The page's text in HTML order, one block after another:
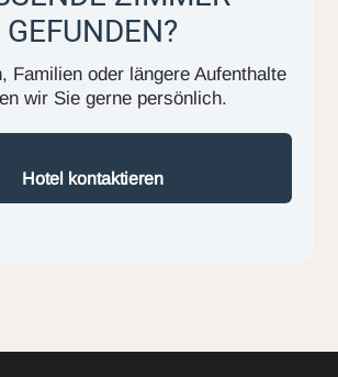
GEFUNDEN?
Familien oder längere Aufenthalte
wir Sie gerne persönlich.
Hotel kontaktieren